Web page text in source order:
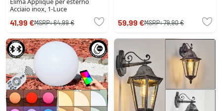
Acciaio inox, 1-Luce
41,99 €MSRP:64,99 € 59,99 €MSRP:79,90 €